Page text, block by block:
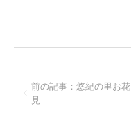
前の記事：悠紀の里お花
見